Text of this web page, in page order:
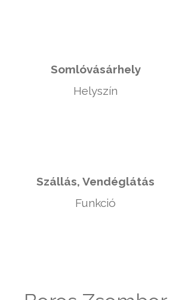
Somlóvásárhely
Helyszín
Szállás, Vendéglátás
Funkció